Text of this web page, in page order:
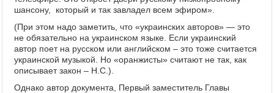
шансону, который и так завладел всем эфиром».
(При этом надо заметить, что «украинских авторов» — это
не обязательно на украинском языке. Если украинский
автор поет на русском или английском – это тоже считается
украинской музыкой. Но «оранжисты» считают не так, как
описывает закон – Н.С.).
Однако автор документа, Первый заместитель Главы